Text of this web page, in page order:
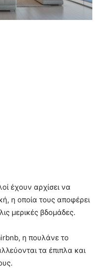
έχουν αρχίσει να
η οποία τους αποφέρει
μερικές βδομάδες.
η πουλάνε το
τα έπιπλα και